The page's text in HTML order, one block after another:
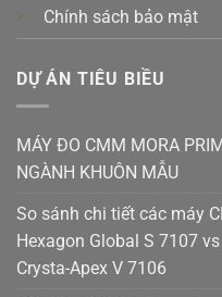
Chính sách bảo mật
DỰ ÁN TIÊU BIỀU
MÁY ĐO CMM MORA
NGÀNH KHUÔN MẪU
So sánh chi tiết các máy
Hexagon Global S 7107
Crysta-Apex V 7106